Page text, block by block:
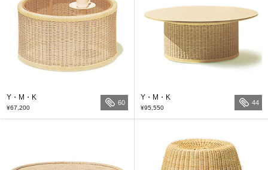
Y・M・K
¥67,200
60
Y・M・K
¥95,550
44